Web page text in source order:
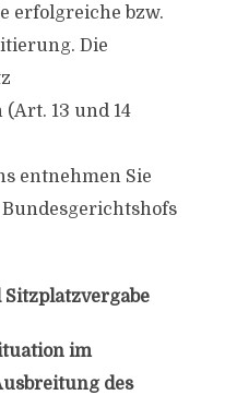
erfolgreiche bzw.
Die
13 und 14
entnehmen Sie
im
des